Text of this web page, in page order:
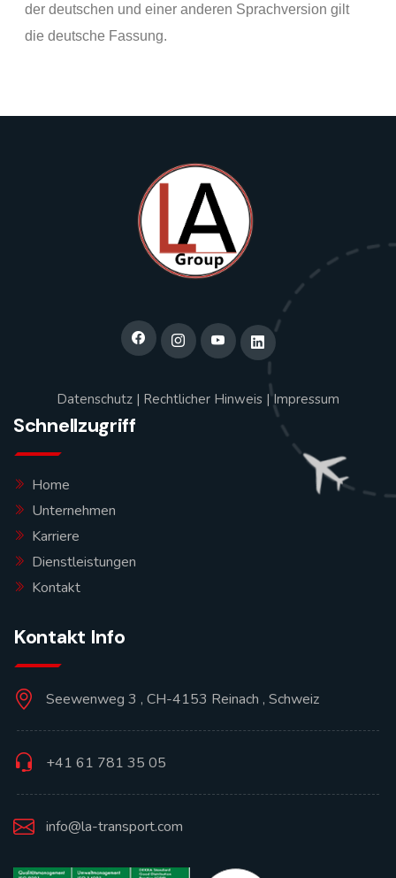
der deutschen und einer anderen Sprachversion gilt
die deutsche Fassung.
Datenschutz | Rechtlicher Hinweis |Impressum
Schnellzugriff
Home
Unternehmen
Karriere
Dienstleistungen
Kontakt
Kontakt Info
Seewenweg 3 , CH-4153 Reinach , Schweiz
+41 61 781 35 05
info@la-transport.com